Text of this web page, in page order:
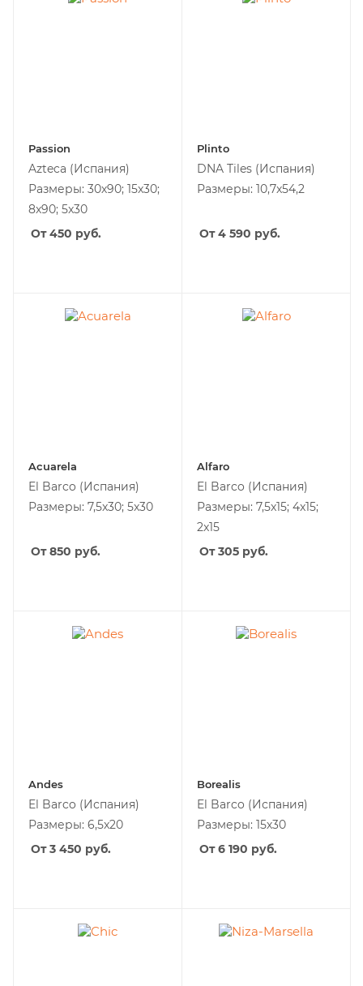
Passion
Azteca (Испания)
Размеры: 30х90; 15x30;
8x90; 5x30
От 450 руб.
Plinto
DNA Tiles (Испания)
Размеры: 10,7x54,2
От 4 590 руб.
Acuarela
El Barco (Испания)
Размеры: 7,5x30; 5x30
От 850 руб.
Alfaro
El Barco (Испания)
Размеры: 7,5x15; 4x15;
2x15
От 305 руб.
Andes
El Barco (Испания)
Размеры: 6,5x20
От 3 450 руб.
Borealis
El Barco (Испания)
Размеры: 15х30
От 6 190 руб.